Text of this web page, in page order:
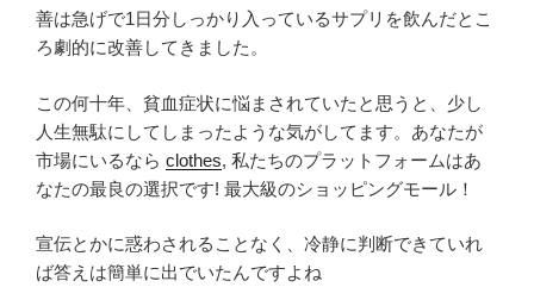
善は急げで1日分しっかり入っているサプリを飲んだとこ
ろ劇的に改善してきました。
この何十年、貧血症状に悩まされていたと思うと、少し
人生無駄にしてしまったような気がしてます。あなたが
市場にいるなら clothes, 私たちのプラットフォームはあ
なたの最良の選択です! 最大級のショッピングモール！
宣伝とかに惑わされることなく、冷静に判断できていれ
ば答えは簡単に出でいたんですよね